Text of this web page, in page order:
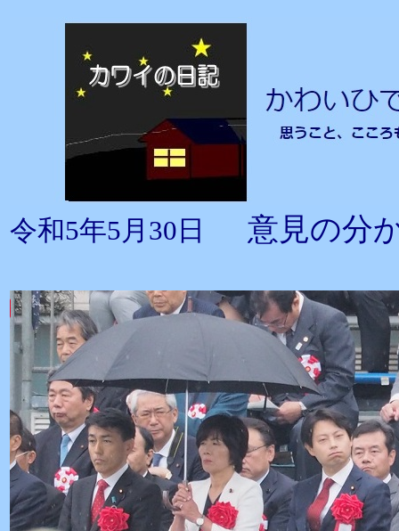
令和5年5月30日 意見の分